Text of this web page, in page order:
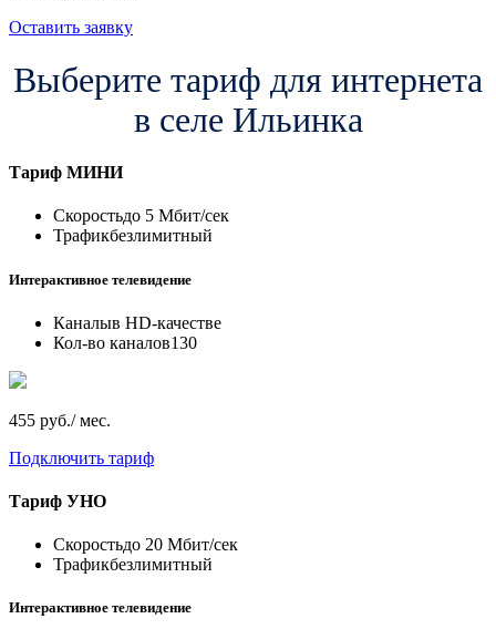
Оставить заявку
Выберите тариф для интернета
в селе Ильинка
Тариф МИНИ
Скоростьдо 5 Мбит/сек
Трафикбезлимитный
Интерактивное телевидение
Каналыв HD-качестве
Кол-во каналов130
455 руб./ мес.
Подключить тариф
Тариф УНО
Скоростьдо 20 Мбит/сек
Трафикбезлимитный
Интерактивное телевидение